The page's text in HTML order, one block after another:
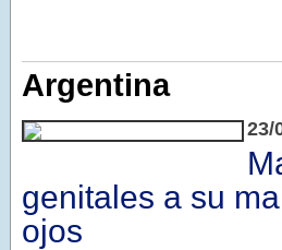
Argentina
23/
genitales a su
ojos